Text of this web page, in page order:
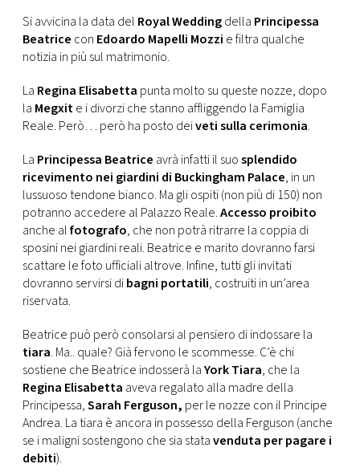
RMC
CONSIGLIA
Si avvicina la data del Royal Weddingdella Principessa
Beatrice con Edoardo Mapelli Mozzi e filtra qualche
notizia in più sul matrimonio.
La Regina Elisabetta punta molto su queste nozze, dopo
la Megxite i divorzi che stanno affliggendo la Famiglia
Reale. Però… però ha posto deiveti sulla cerimonia.
La Principessa Beatrice avrà infatti il suosplendido
ricevimento nei giardini di Buckingham Palace, in un
lussuoso tendone bianco. Ma gli ospiti (non più di 150) non
potranno accedere al Palazzo Reale.Accesso proibito
anche alfotografo, che non potrà ritrarre la coppia di
sposini nei giardini reali. Beatrice e marito dovranno farsi
scattare le foto ufficiali altrove. Infine, tutti gli invitati
dovranno servirsi dibagni portatili, costruiti in un’area
riservata.
Beatrice può però consolarsi al pensiero di indossare la
tiara. Ma.. quale? Già fervono le scommesse. C’è chi
sostiene che Beatrice indosserà laYork Tiara, che la
Regina Elisabetta aveva regalato alla madre della
Principessa,Sarah Ferguson, per le nozze con il Principe
Andrea. La tiara è ancora in possesso della Ferguson (anche
se i maligni sostengono che sia statavenduta per pagare i
debiti).